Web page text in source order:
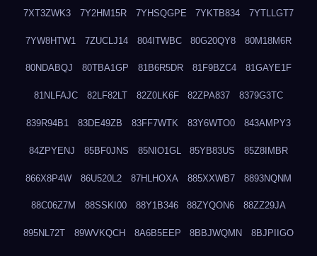
7XT3ZWK3 7Y2HM15R 7YHSQGPE 7YKTB834 7YTLLGT7
7YW8HTW1 7ZUCLJ14 804ITWBC 80G20QY8 80M18M6R
80NDABQJ 80TBA1GP 81B6R5DR 81F9BZC4 81GAYE1F
81NLFAJC 82LF82LT 82Z0LK6F 82ZPA837 8379G3TC
839R94B1 83DE49ZB 83FF7WTK 83Y6WTO0 843AMPY3
84ZPYENJ 85BF0JNS 85NIO1GL 85YB83US 85Z8IMBR
866X8P4W 86U520L2 87HLHOXA 885XXWB7 8893NQNM
88C06Z7M 88SSKI00 88Y1B346 88ZYQON6 88ZZ29JA
895NL72T 89WVKQCH 8A6B5EEP 8BBJWQMN 8BJPIIGO